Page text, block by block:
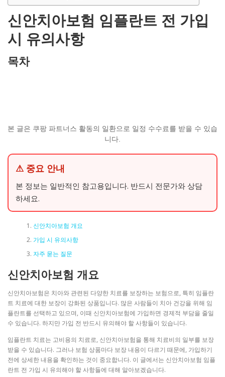
신안치아보험 임플란트 전 가입
시 유의사항
목차
본 글은 쿠팡 파트너스 활동의 일환으로 일정 수수료를 받을 수 있습
니다.
⚠ 중요 안내
본 정보는 일반적인 참고용입니다. 반드시 전문가와 상담
하세요.
신안치아보험 개요
가입 시 유의사항
자주 묻는 질문
신안치아보험 개요
신안치아보험은 치아와 관련된 다양한 치료를 보장하는 보험으로, 특히 임플란
트 치료에 대한 보장이 강화된 상품입니다. 많은 사람들이 치아 건강을 위해 임
플란트를 선택하고 있으며, 이때 신안치아보험에 가입하면 경제적 부담을 줄일
수 있습니다. 하지만 가입 전 반드시 유의해야 할 사항들이 있습니다.
임플란트 치료는 고비용의 치료로, 신안치아보험을 통해 치료비의 일부를 보장
받을 수 있습니다. 그러나 보험 상품마다 보장 내용이 다르기 때문에, 가입하기
전에 상세한 내용을 확인하는 것이 중요합니다. 이 글에서는 신안치아보험 임플
란트 전 가입 시 유의해야 할 사항들에 대해 알아보겠습니다.